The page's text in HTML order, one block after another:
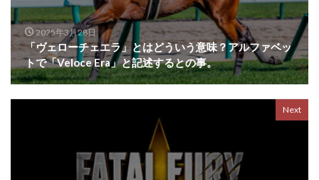
2025年3月28日
「ヴェローチェエラ」とはどういう意味？アルファベッ
トで「Veloce Era」と記述するとの事。
Next